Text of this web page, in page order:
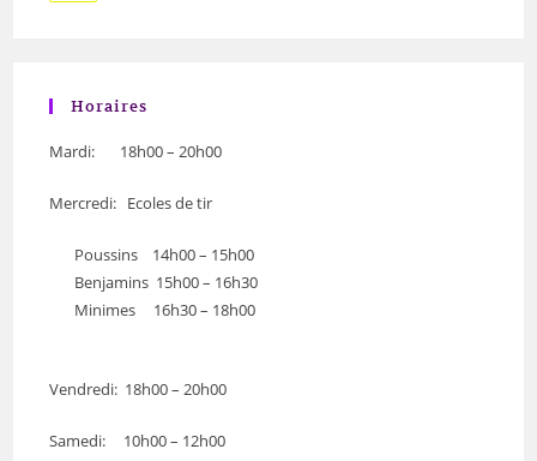
Horaires
Mardi: 18h00 – 20h00
Mercredi: Ecoles de tir
Poussins 14h00 – 15h00
Benjamins 15h00 – 16h30
Minimes 16h30 – 18h00
Vendredi: 18h00 – 20h00
Samedi: 10h00 – 12h00